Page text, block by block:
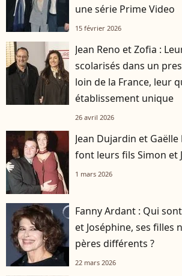
une série Prime Video
15 février 2026
Jean Reno et Zofia :
scolarisés dans un
loin de la France, leur
établissement unique
26 avril 2026
Jean Dujardin et
font leurs fils Simon et
1 mars 2026
Fanny Ardant : Qui
et Joséphine, ses filles
pères différents ?
22 mars 2026